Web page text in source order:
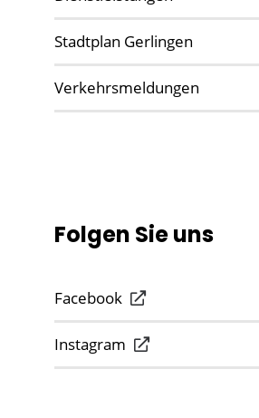
Stadtplan Gerlingen
Verkehrsmeldungen
Folgen Sie uns
Facebook
Instagram